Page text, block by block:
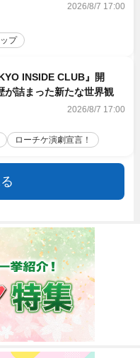
ャッチ
2026/8/7 17:00
プ
INSIDE CLUB』開
詰まった新たな世界観
2026/8/7 17:00
ローチケ演劇宣言！